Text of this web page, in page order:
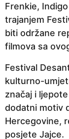
e
Frenkie,
trajanjem
biti održane
filmova sa
Festival
kulturno-
značaj i
dodatni motiv
Hercegovine,
posjete Jajce.